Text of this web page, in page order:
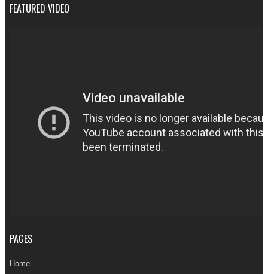
FEATURED VIDEO
PAGES
Home